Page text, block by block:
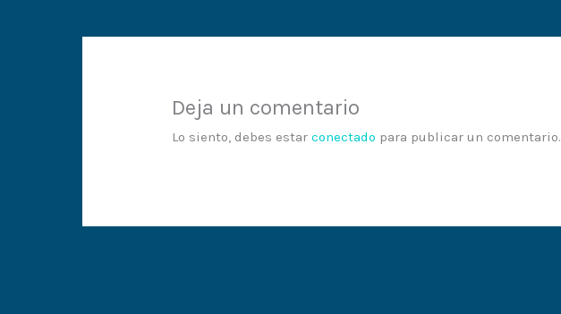
Deja un comentario
Lo siento, debes estarconectado para publicar un comentario.